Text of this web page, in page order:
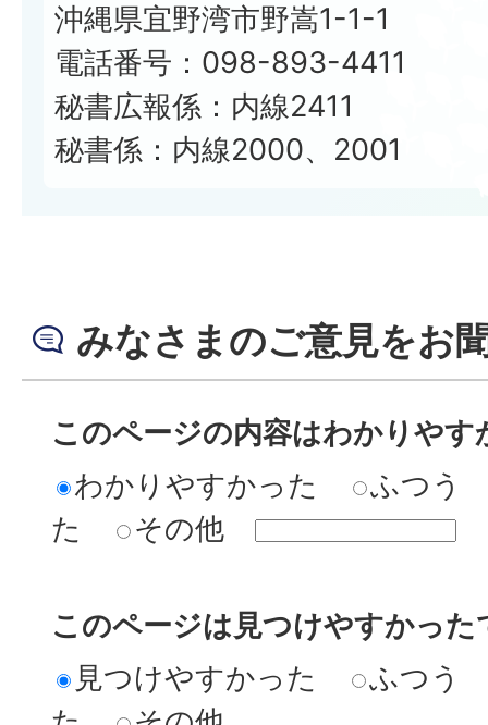
沖縄県宜野湾市野嵩1-1-1
電話番号：098-893-4411
秘書広報係：内線2411
秘書係：内線2000、2001
みなさまのご意見をお
このページの内容はわかりやす
わかりやすかった
ふつう
た
その他
このページは見つけやすかった
見つけやすかった
ふつう